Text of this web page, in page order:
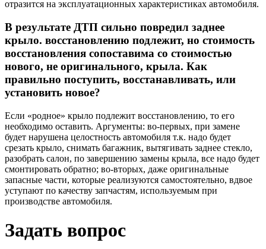
отразится на эксплуатационных характеристиках автомобиля.
В результате ДТП сильно повредил заднее
крыло. восстановлению подлежит, но стоимость
восстановления сопоставима со стоимостью
нового, не оригинального, крыла. Как
правильно поступить, восстанавливать, или
установить новое?
Если «родное» крыло подлежит восстановлению, то его
необходимо оставить. Аргументы: во-первых, при замене
будет нарушена целостность автомобиля т.к. надо будет
срезать крыло, снимать багажник, вытягивать заднее стекло,
разобрать салон, по завершению замены крыла, все надо будет
смонтировать обратно; во-вторых, даже оригинальные
запасные части, которые реализуются самостоятельно, вдвое
уступают по качеству запчастям, используемым при
производстве автомобиля.
Задать вопрос